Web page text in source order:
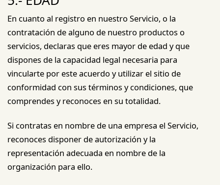
En cuanto al registro en nuestro Servicio, o la
contratación de alguno de nuestro productos o
servicios, declaras que eres mayor de edad y que
dispones de la capacidad legal necesaria para
vincularte por este acuerdo y utilizar el sitio de
conformidad con sus términos y condiciones, que
comprendes y reconoces en su totalidad.
Si contratas en nombre de una empresa el Servicio,
reconoces disponer de autorización y la
representación adecuada en nombre de la
organización para ello.